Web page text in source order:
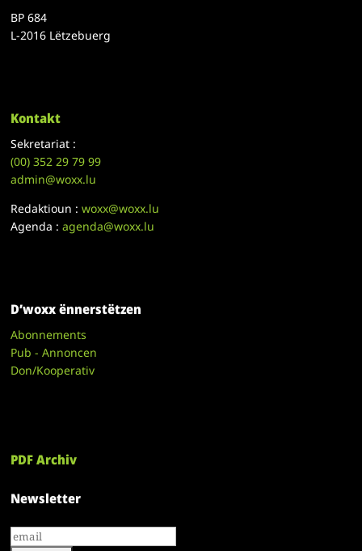
BP 684
L-2016 Lëtzebuerg
Kontakt
Sekretariat :
(00)352 29 79 99
admin@woxx.lu
Redaktioun :woxx@woxx.lu
Agenda :agenda@woxx.lu
D’woxx ënnerstëtzen
Abonnements
Pub - Annoncen
Don/Kooperativ
PDF Archiv
Newsletter